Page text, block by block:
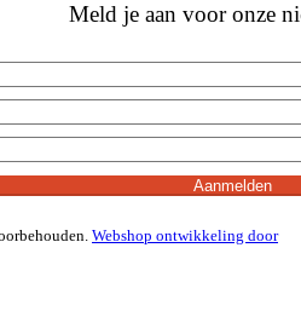
Meld je aan voor onze
Webshop ontwikkeling door